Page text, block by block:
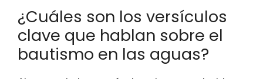
¿Cuáles son los versículos
clave que hablan sobre el
bautismo en las aguas?